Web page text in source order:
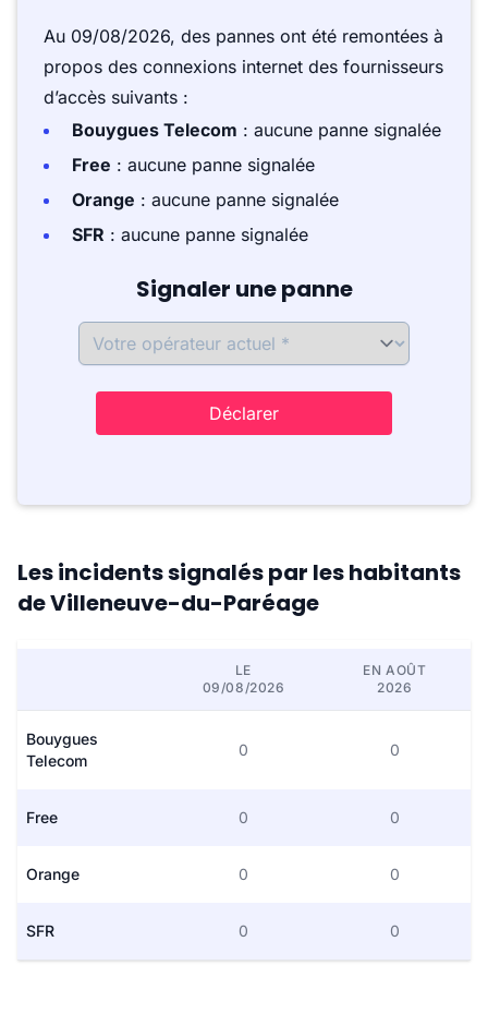
Au 09/08/2026, des pannes ont été remontées à
propos des connexions internet des fournisseurs
d’accès suivants :
Bouygues Telecom : aucune panne signalée
Free : aucune panne signalée
Orange : aucune panne signalée
SFR : aucune panne signalée
Signaler une panne
Déclarer
Les incidents signalés par les habitants
de Villeneuve-du-Paréage
LE
09/08/2026
EN AOÛT
2026
Bouygues
Telecom
0 0
Free 0 0
Orange 0 0
SFR 0 0